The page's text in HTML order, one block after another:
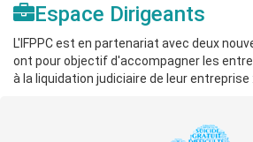
Espace Dirigeants
L'IFPPC est en partenariat avec deux
ont pour objectif d'accompagner les
à la liquidation judiciaire de leur entreprise :